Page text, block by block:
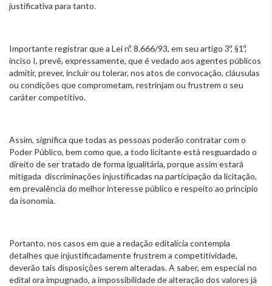
justificativa para tanto.
Importante registrar que a Lei nº. 8.666/93, em seu artigo 3º, §1º,
inciso I, prevê, expressamente, que é vedado aos agentes públicos
admitir, prever, incluir ou tolerar, nos atos de convocação, cláusulas
ou condições que comprometam, restrinjam ou frustrem o seu
caráter competitivo.
Assim, significa que todas as pessoas poderão contratar com o
Poder Público, bem como que, a todo licitante está resguardado o
direito de ser tratado de forma igualitária, porque assim estará
mitigada discriminações injustificadas na participação da licitação,
em prevalência do melhor interesse público e respeito ao princípio
da isonomia.
Portanto, nos casos em que a redação editalícia contempla
detalhes que injustificadamente frustrem a competitividade,
deverão tais disposições serem alteradas. A saber, em especial no
edital ora impugnado, a impossibilidade de alteração dos valores já